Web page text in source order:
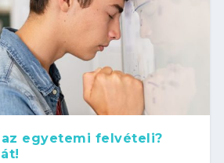
egyetemi felvételi?